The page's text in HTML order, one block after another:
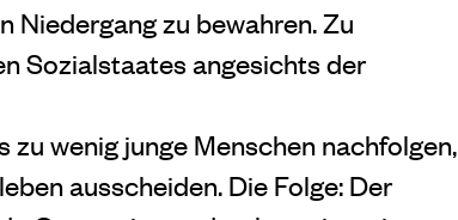
Niedergang zu bewahren. Zu
Sozialstaates angesichts der
wenig junge Menschen nachfolgen,
ausscheiden. Die Folge: Der